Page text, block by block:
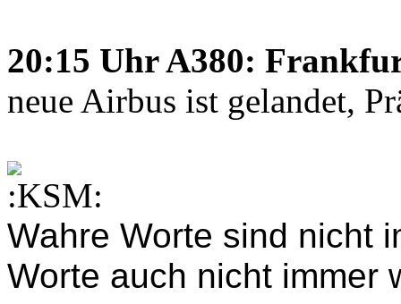
20:15 Uhr A380:
neue Airbus ist gelandet,
Wahre Worte sind nicht
Worte auch nicht immer